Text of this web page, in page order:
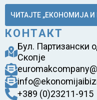
ЧИТАЈТЕ „ЕКОНОМИЈА И
КОНТАКТ
Бул. Партизански
Скопје
+389 (0)23211-915